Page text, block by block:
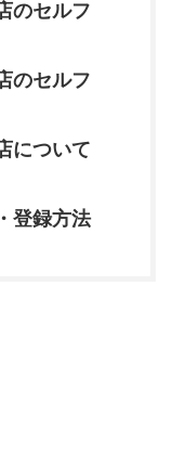
のセルフ
のセルフ
について
登録方法